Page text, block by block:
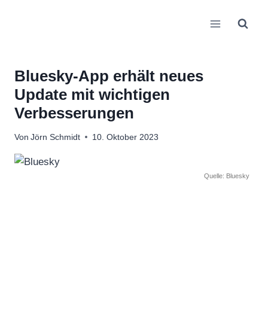
Bluesky-App erhält neues
Update mit wichtigen
Verbesserungen
Von Jörn Schmidt 10. Oktober 2023
Quelle: Bluesky